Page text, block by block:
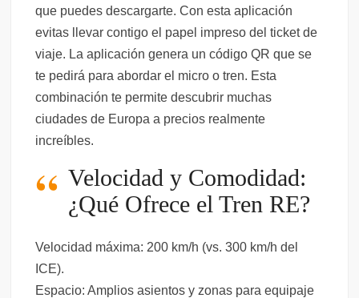
que puedes descargarte. Con esta aplicación
evitas llevar contigo el papel impreso del ticket de
viaje. La aplicación genera un código QR que se
te pedirá para abordar el micro o tren. Esta
combinación te permite descubrir muchas
ciudades de Europa a precios realmente
increíbles.
Velocidad y Comodidad:
¿Qué Ofrece el Tren RE?
Velocidad máxima: 200 km/h (vs. 300 km/h del
ICE).
Espacio: Amplios asientos y zonas para equipaje